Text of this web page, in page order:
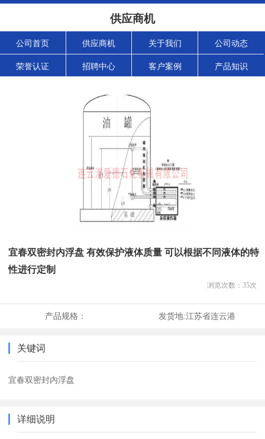
供应商机
公司首页 供应商机 关于我们 公司动态
荣誉认证 招聘中心 客户案例 产品知识
宜春双密封内浮盘 有效保护液体质量 可以根据不同液体的特
性进行定制
浏览次数： 35次
产品规格： 发货地:江苏省连云港
关键词
宜春双密封内浮盘
详细说明